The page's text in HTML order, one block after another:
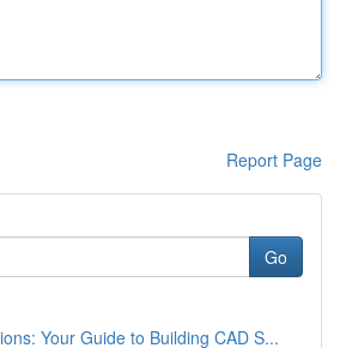
Report Page
Go
Your Guide to Building CAD S...